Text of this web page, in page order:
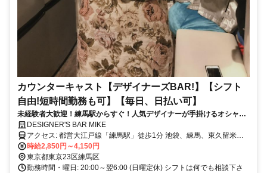
カウンターキャスト【デザイナーズBAR!】【シフト
自由!短時間勤務も可】【毎日、日払い可】
未経験者大歓迎！練馬駅からすぐ！人気デザイナーが手掛けるオシャレ
バー☆簡単スキマ高額バイト！
DESIGNER'S BAR MIKE
アクセス: 都営大江戸線「練馬駅」徒歩1分 池袋、練馬、東久留米、
秋津、所沢、大泉学園、石神井公園、飯能、小手指からも1本で通い
やすいです。
時給2,850円～4,150円
東京都東京23区練馬区
勤務時間・曜日: 20:00～翌6:00 (日曜定休) シフトは何でも相談下さ